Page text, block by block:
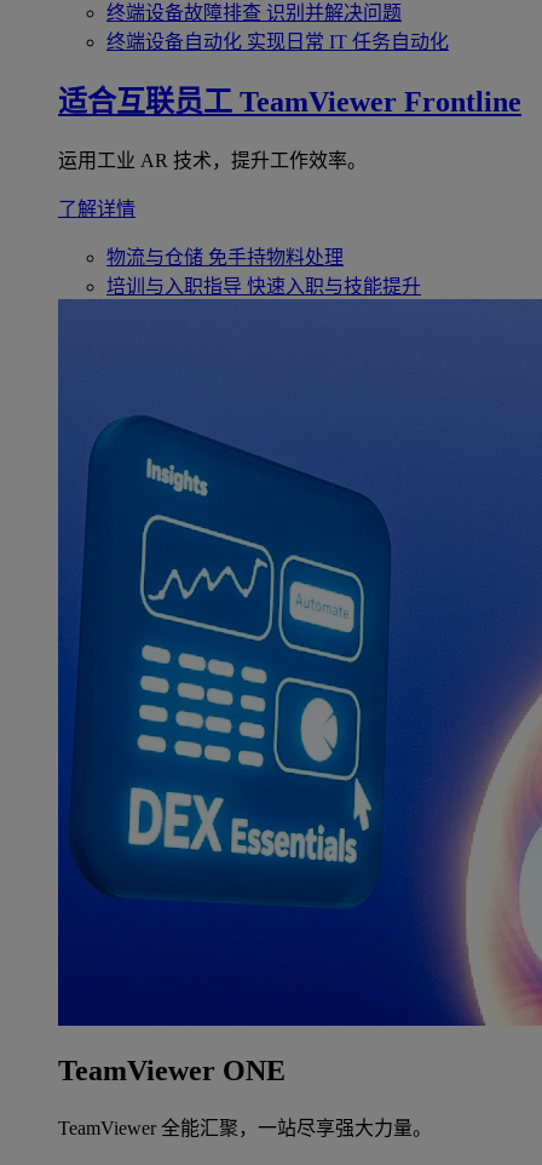
终端设备故障排查 识别并解决问题
终端设备自动化 实现日常 IT 任务自动化
适合互联员工 TeamViewer Frontline
运用工业 AR 技术，提升工作效率。
了解详情
物流与仓储 免手持物料处理
培训与入职指导 快速入职与技能提升
TeamViewer ONE
TeamViewer 全能汇聚，一站尽享强大力量。